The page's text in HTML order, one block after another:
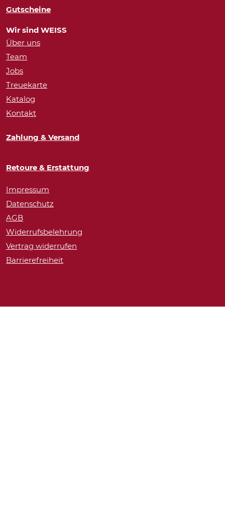
Gutscheine
Wir sind WEISS
Über uns
Team
Jobs
Treuekarte
Katalog
Kontakt
Zahlung & Versand
Retoure & Erstattung
Impressum
Datenschutz
AGB
Widerrufsbelehrung
Vertrag widerrufen
Barrierefreiheit